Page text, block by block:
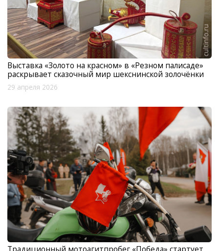
Выставка «Золото на красном» в «Резном палисаде»
раскрывает сказочный мир шекснинской золочёнки
29 апреля 2026